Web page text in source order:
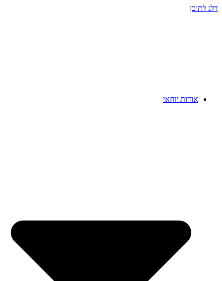
דלג לתוכן
אודות יוחאי